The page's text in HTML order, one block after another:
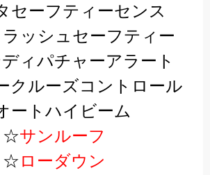
セーフティーセンス
ラッシュセーフティー
ディパチャーアラート
クルーズコントロール
ートハイビーム
☆サンルーフ
☆ローダウン